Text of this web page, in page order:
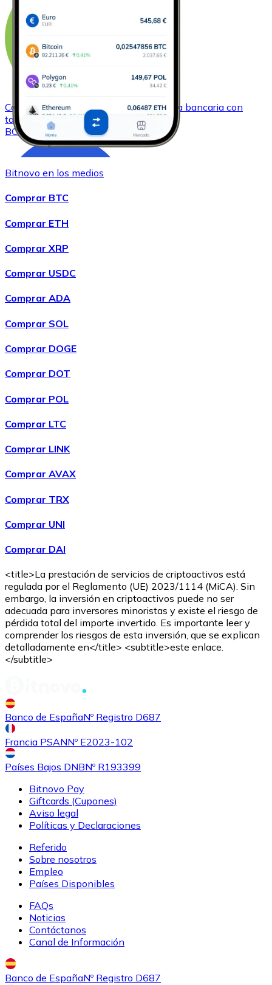
ComprarBitcoin Cashcon transferencia bancaria con
tarjeta
BCH
Comprar Chainlink
LINK
tarjeta
ComprarAvalanchecon transferencia bancariacon tarjeta
AVAX
ComprarShiba Inucon transferencia bancaria
SHIB
ComprarUniswap
UNI
Bitnovo en los medios
Comprar BTC
Comprar ETH
Comprar XRP
Comprar USDC
Comprar ADA
Comprar SOL
Comprar DOGE
Comprar DOT
Comprar POL
Comprar LTC
Comprar LINK
Comprar AVAX
Comprar TRX
Comprar UNI
Comprar DAI
<title>La prestación de servicios de criptoactivos está
regulada por el Reglamento (UE) 2023/1114 (MiCA). Sin
embargo, la inversión en criptoactivos puede no ser
adecuada para inversores minoristas y existe el riesgo de
pérdida total del importe invertido. Es importante leer y
comprender los riesgos de esta inversión, que se explican
detalladamente en</title> <subtitle>este enlace.
</subtitle>
Banco de EspañaNº Registro D687
Francia PSANNº E2023-102
Países Bajos DNBNº R193399
Bitnovo Pay
Giftcards (Cupones)
Aviso legal
Políticas y Declaraciones
Referido
Sobre nosotros
Empleo
Países Disponibles
FAQs
Noticias
Contáctanos
Canal de Información
Banco de EspañaNº Registro D687